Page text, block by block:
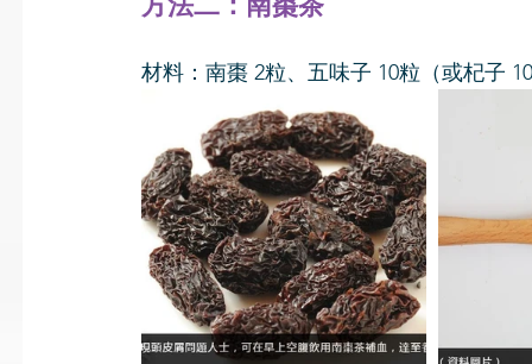
材料：南棗 2粒、五味子 10粒（或杞子